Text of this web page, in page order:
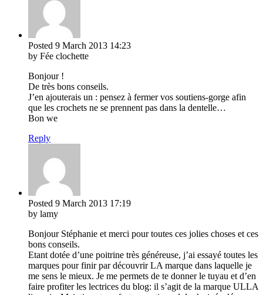
Posted 9 March 2013 14:23
by Fée clochette
Bonjour !
De très bons conseils.
J’en ajouterais un : pensez à fermer vos soutiens-gorge afin
que les crochets ne se prennent pas dans la dentelle…
Bon we
Reply
Posted 9 March 2013 17:19
by lamy
Bonjour Stéphanie et merci pour toutes ces jolies choses et ces
bons conseils.
Etant dotée d’une poitrine très généreuse, j’ai essayé toutes les
marques pour finir par découvrir LA marque dans laquelle je
me sens le mieux. Je me permets de te donner le tuyau et d’en
faire profiter les lectrices du blog: il s’agit de la marque ULLA